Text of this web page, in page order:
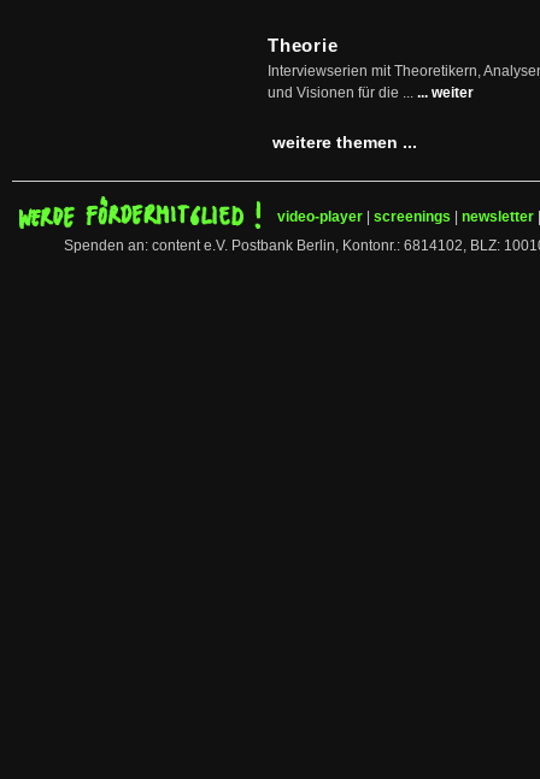
Theorie
Interviewserien mit Theoretikern,
und Visionen für die ... ... weiter
weitere themen ...
video-player screenings newsletter
Spenden an: content e.V. Postbank Berlin, Kontonr.: 6814102, BLZ: